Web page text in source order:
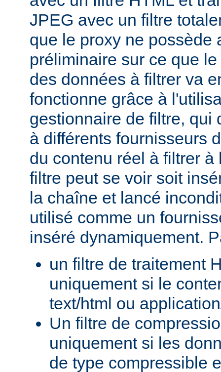
JPEG avec un filtre
que le proxy ne possède
préliminaire sur ce que
des données à filtrer va
fonctionne grâce à
gestionnaire de filtre, qui
à différents fournisseurs
du contenu réel à filtrer à
filtre peut se voir soit
la chaîne et lancé
utilisé comme un
inséré dynamiquement.
un filtre de traitement
uniquement si le
text/html ou
Un filtre de
uniquement si les
de type compressible